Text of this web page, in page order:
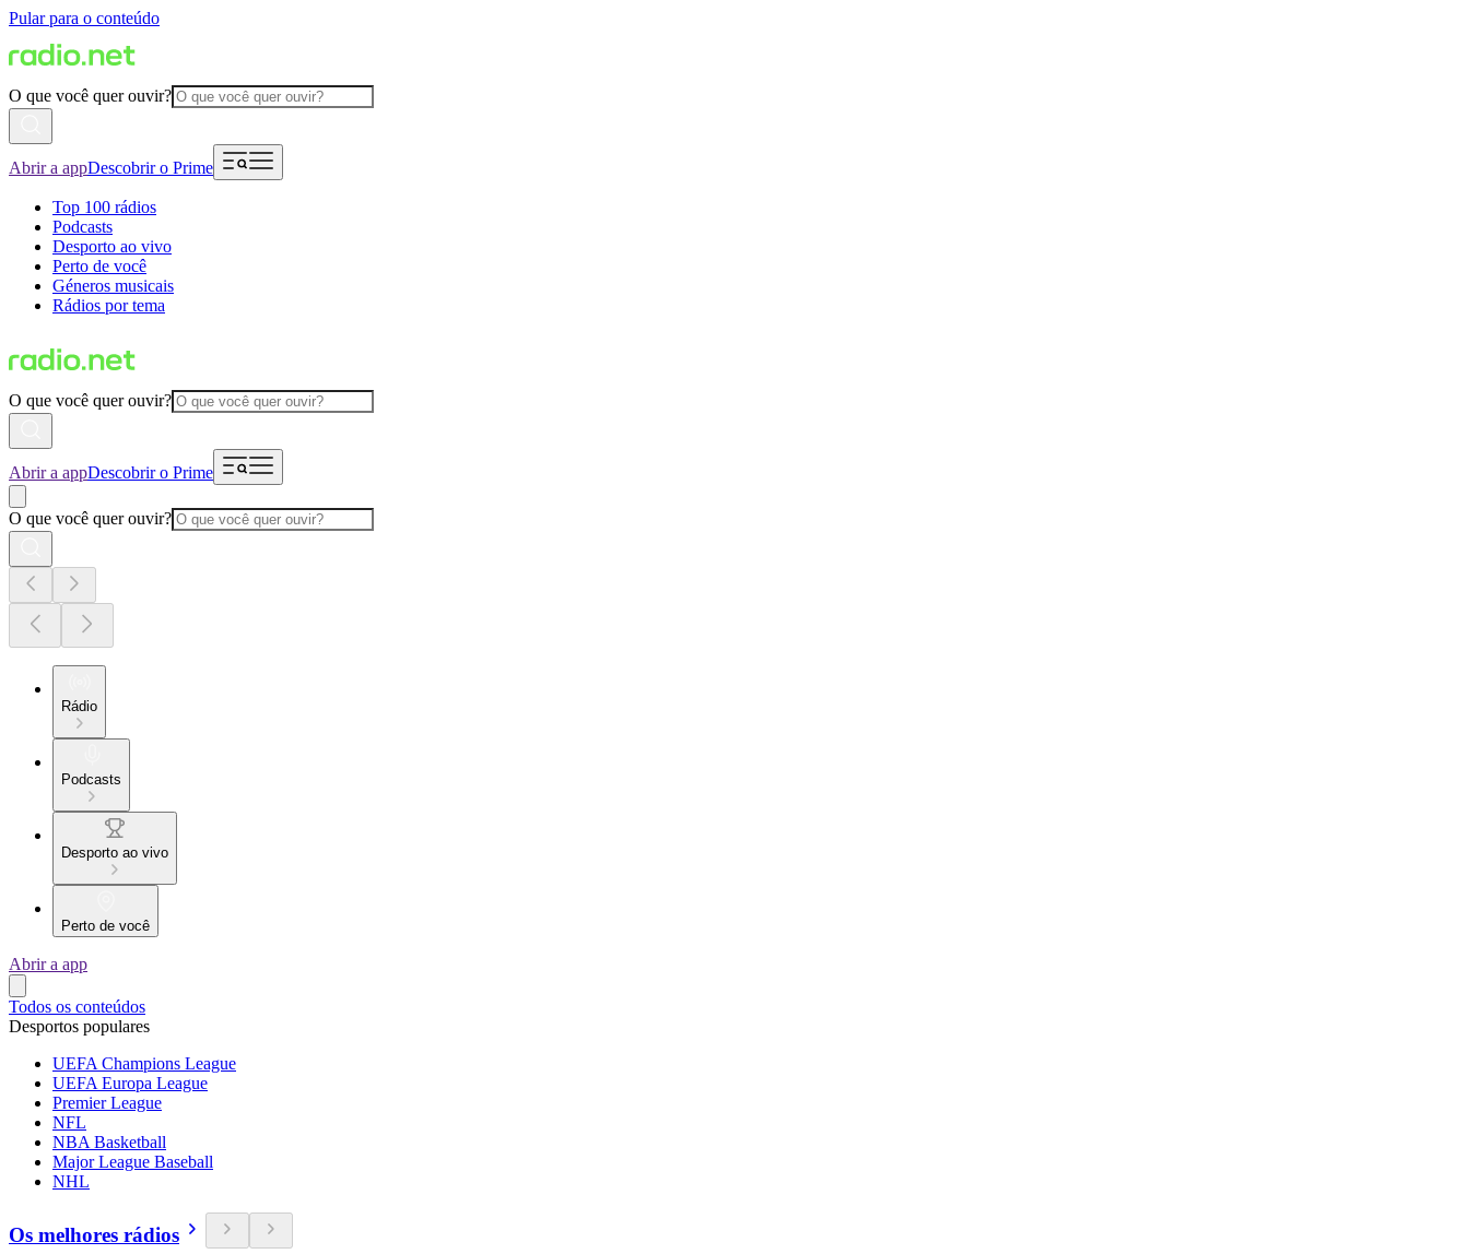
Pular para o conteúdo
O que você quer ouvir?
Abrir a appDescobrir o Prime
Top 100 rádios
Podcasts
Desporto ao vivo
Perto de você
Géneros musicais
Rádios por tema
O que você quer ouvir?
Abrir a appDescobrir o Prime
O que você quer ouvir?
Rádio
Podcasts
Desporto ao vivo
Perto de você
Abrir a app
Todos os conteúdos
Desportos populares
UEFA Champions League
UEFA Europa League
Premier League
NFL
NBA Basketball
Major League Baseball
NHL
Os melhores rádios